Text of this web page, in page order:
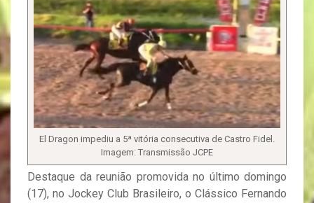
El Dragon impediu a 5ª vitória consecutiva de Castro Fidel.
Imagem: Transmissão JCPE
Destaque da reunião promovida no último domingo
(17), no Jockey Club Brasileiro, o Clássico Fernando